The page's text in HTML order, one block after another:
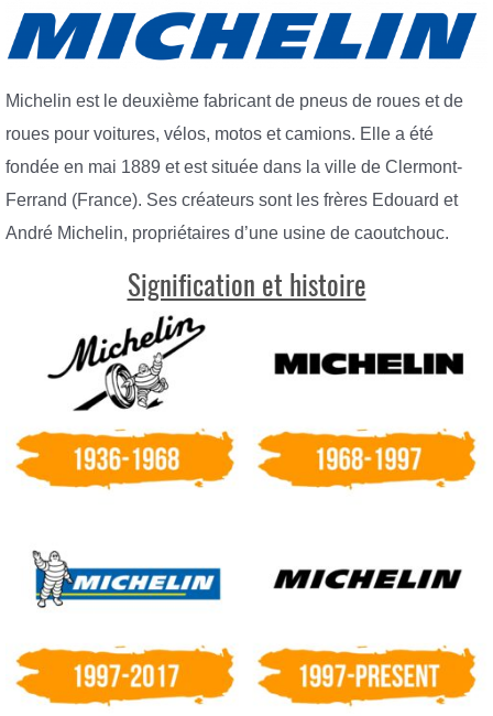
Michelin est le deuxième fabricant de pneus de roues et de
roues pour voitures, vélos, motos et camions. Elle a été
fondée en mai 1889 et est située dans la ville de Clermont-
Ferrand (France). Ses créateurs sont les frères Edouard et
André Michelin, propriétaires d’une usine de caoutchouc.
Signification et histoire